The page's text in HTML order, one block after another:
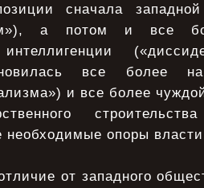
сначала
а потом и все
интеллигенции
все более
и все более
необходимые опоры
от западного